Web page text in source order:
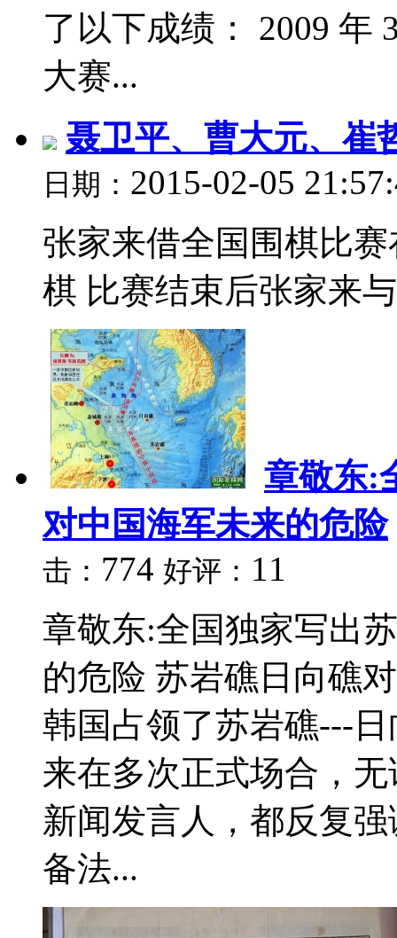
了以下成绩： 2009 年
大赛...
聂卫平、曹大元、崔
日期： 2015-02-05
张家来借全国围棋比
棋 比赛结束后张家来
章敬东:
对中国海军未来的危险
击： 774 好评： 11
章敬东:全国独家写出
的危险 苏岩礁日向礁
韩国占领了苏岩礁---
来在多次正式场合，
新闻发言人，都反复
备法...